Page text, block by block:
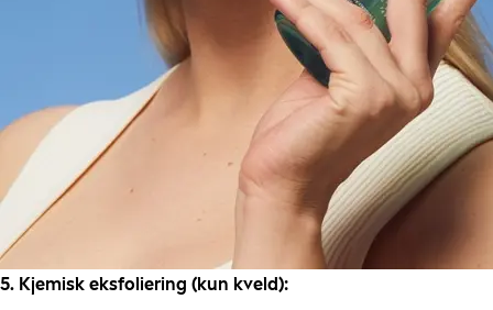
5. Kjemisk eksfoliering (kun kveld):